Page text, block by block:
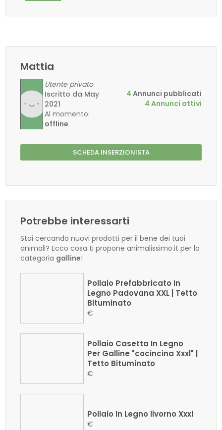
Mattia
Utente privato
Iscritto da May
2021
Al momento:
offline
4 Annunci pubblicati
4 Annunci attivi
SCHEDA INSERZIONISTA
Potrebbe interessarti
Stai cercando nuovi prodotti per il bene dei tuoi
animali? Ecco cosa ti propone animalissimo.it per la
categoria galline!
Pollaio Prefabbricato In
Legno Padovana XXL | Tetto
Bituminato
€
Pollaio Casetta In Legno
Per Galline "cocincina Xxxl" |
Tetto Bituminato
€
Pollaio In Legno livorno Xxxl
€